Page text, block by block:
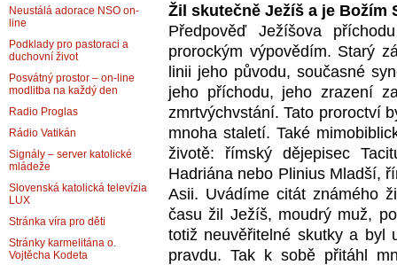
Žil skutečně Ježíš a je Božím
Předpověď Ježíšova
prorockým výpovědím. Starý
linii jeho původu, současné
jeho příchodu, jeho zrazení
zmrtvýchvstání. Tato proroctví
mnoha staletí. Také
životě: římský dějepisec
Hadriána nebo Plinius Mladší,
Asii. Uvádíme citát známého
času žil Ježíš, moudrý muž,
totiž neuvěřitelné skutky a byl
pravdu. Tak k sobě přitáhl
Neustálá adorace NSO on-
line
Podklady pro pastoraci a
duchovní život
Posvátný prostor – on-line
modlitba na každý den
Radio Proglas
Rádio Vatikán
Signály – server katolické
mládeže
Slovenská katolická televízia
LUX
Stránka víra pro děti
Stránky karmelitána o.
Vojtěcha Kodeta